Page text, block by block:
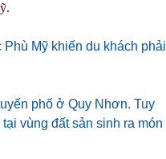
Mỹ khiến du khách phải
phố ở Quy Nhơn. Tuy
vùng đất sản sinh ra món